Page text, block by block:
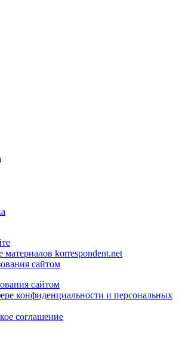
материалов korrespondent.net
сайтом
сайтом
конфиденциальности и персональных
соглашение